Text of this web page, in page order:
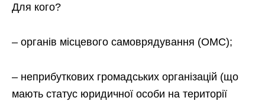
Для кого?
– органів місцевого самоврядування (ОМС);
– неприбуткових громадських організацій (що
мають статус юридичної особи на території